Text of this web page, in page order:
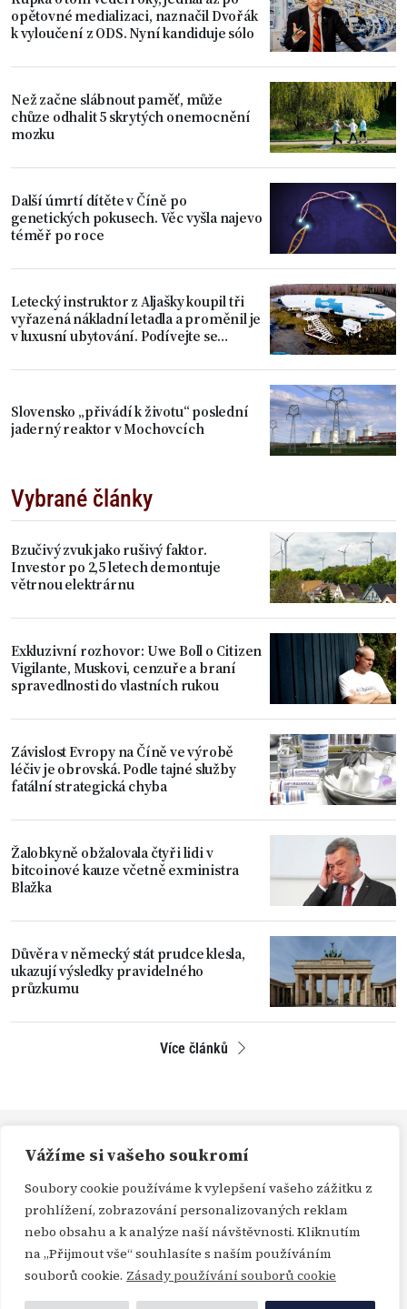
Vážíme si vašeho soukromí
Soubory cookie používáme k vylepšení vašeho zážitku z
prohlížení, zobrazování personalizovaných reklam
nebo obsahu a k analýze naší návštěvnosti. Kliknutím
na „Přijmout vše“ souhlasíte s naším používáním
souborů cookie. Zásady používání souborů cookie
opětovné medializaci, naznačil Dvořák
k vyloučení z ODS. Nyní kandiduje sólo
Než začne slábnout paměť, může
chůze odhalit 5 skrytých onemocnění
mozku
Další úmrtí dítěte v Číně po
genetických pokusech. Věc vyšla najevo
téměř po roce
Letecký instruktor z Aljašky koupil tři
vyřazená nákladní letadla a proměnil je
v luxusní ubytování. Podívejte se
Slovensko „přivádí k životu“ poslední
jaderný reaktor v Mochovcích
Vybrané články
Bzučivý zvuk jako rušivý faktor.
Investor po 2,5 letech demontuje
větrnou elektrárnu
Exkluzivní rozhovor: Uwe Boll o Citizen
Vigilante, Muskovi, cenzuře a braní
spravedlnosti do vlastních rukou
Závislost Evropy na Číně ve výrobě
léčiv je obrovská. Podle tajné služby
fatální strategická chyba
Žalobkyně obžalovala čtyři lidi v
bitcoinové kauze včetně exministra
Blažka
Důvěra v německý stát prudce klesla,
ukazují výsledky pravidelného
průzkumu
Více článků
O NÁS REDAKCE PŘEDPLATNÉ PODPORA
DARUJTE KONTAKT TISKOVÉ ZPRÁVY GDPR
OBCHODNÍ PODMÍNKY